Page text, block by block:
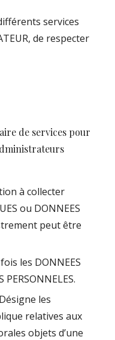
services
de respecter
de services pour
à collecter
ou DONNEES
peut être
les DONNEES
les
relatives aux
objets d’une